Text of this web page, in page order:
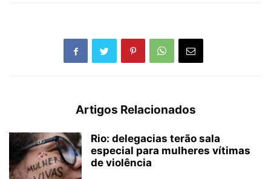
Artigos Relacionados
Rio: delegacias terão sala
especial para mulheres vítimas
de violência